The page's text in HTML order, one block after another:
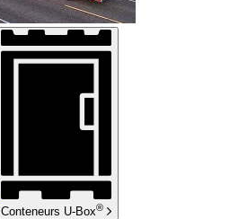
Conteneurs U-Box®